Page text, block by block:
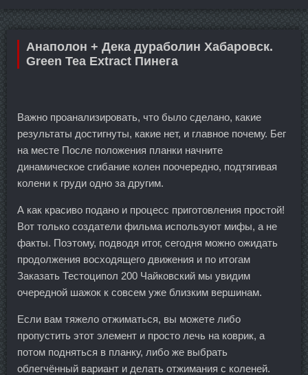
Анаполон + Дека дураболин Хабаровск.
Green Tea Extract Пинега
Важно проанализировать, что было сделано, какие
результаты достигнуты, какие нет, и главное почему. Бег
на месте После положения планки начните
динамическое сгибание колен поочередно, подтягивая
колени к груди одно за другим.
А как красиво подано и процесс приготовления простой!
Вот только создатели фильма используют мифы, а не
факты. Поэтому, подводя итог, сегодня можно ожидать
продолжения восходящего движения и по итогам
Заказать Тестоципол 200 Чайковский мы увидим
очередной шажок к совсем уже близким вершинам.
Если вам тяжело отжиматься, вы можете либо
пропустить этот элемент и просто лечь на коврик, а
потом подняться в планку, либо же выбрать
облегчённый вариант и делать отжимания с коленей.